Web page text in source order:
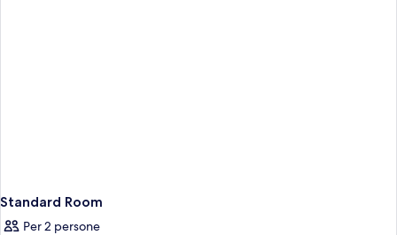
Standard Room
Per 2 persone